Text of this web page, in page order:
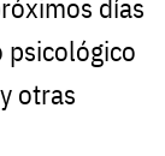
días
psicológico
otras